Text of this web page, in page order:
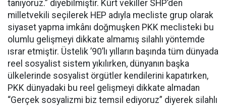
tanıyoruz.” diyebilmiştir. Kürt vekiller SHP’den
milletvekili seçilerek HEP adıyla mecliste grup olarak
siyaset yapma imkânı doğmuşken PKK meclisteki bu
olumlu gelişmeyi dikkate almamış silahlı yöntemde
ısrar etmiştir. Üstelik ’90’lı yılların başında tüm dünyada
reel sosyalist sistem yıkılırken, dünyanın başka
ülkelerinde sosyalist örgütler kendilerini kapatırken,
PKK dünyadaki bu reel gelişmeyi dikkate almadan
“Gerçek sosyalizmi biz temsil ediyoruz” diyerek silahlı